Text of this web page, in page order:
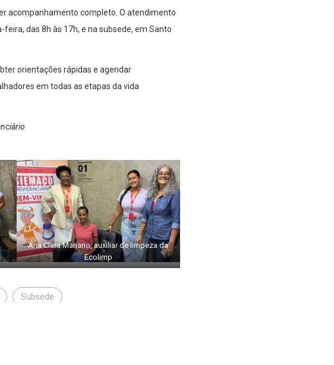
acompanhamento completo. O atendimento
feira, das 8h às 17h, e na subsede, em Santo
orientações rápidas e agendar
em todas as etapas da vida
Ana Clara Mariano, auxiliar de limpeza da
Ecolimp
Subsede